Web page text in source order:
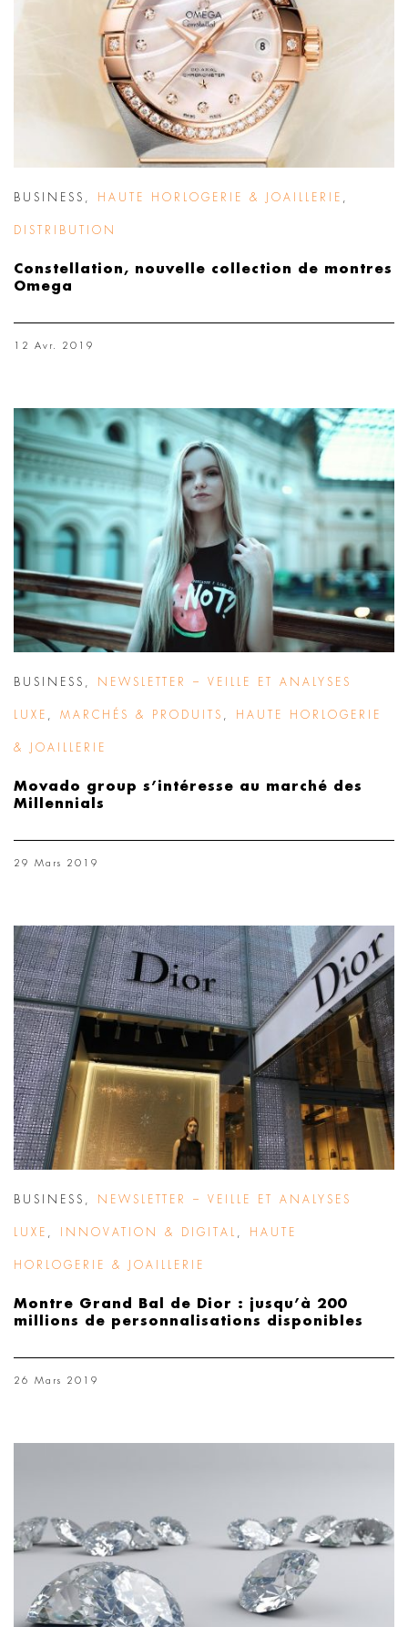
BUSINESS HAUTE HORLOGERIE & JOAILLERIE
DISTRIBUTION
Constellation, nouvelle collection de montres
Omega
12 Avr. 2019
BUSINESS NEWSLETTER – VEILLE ET ANALYSES
LUXE MARCHÉS & PRODUITS HAUTE HORLOGERIE
& JOAILLERIE
Movado group s’intéresse au marché des
Millennials
29 Mars 2019
BUSINESS NEWSLETTER – VEILLE ET ANALYSES
LUXE INNOVATION & DIGITAL HAUTE
HORLOGERIE & JOAILLERIE
Montre Grand Bal de Dior : jusqu’à 200
millions de personnalisations disponibles
26 Mars 2019